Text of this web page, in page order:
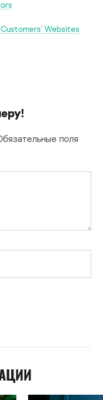
Websites
поля